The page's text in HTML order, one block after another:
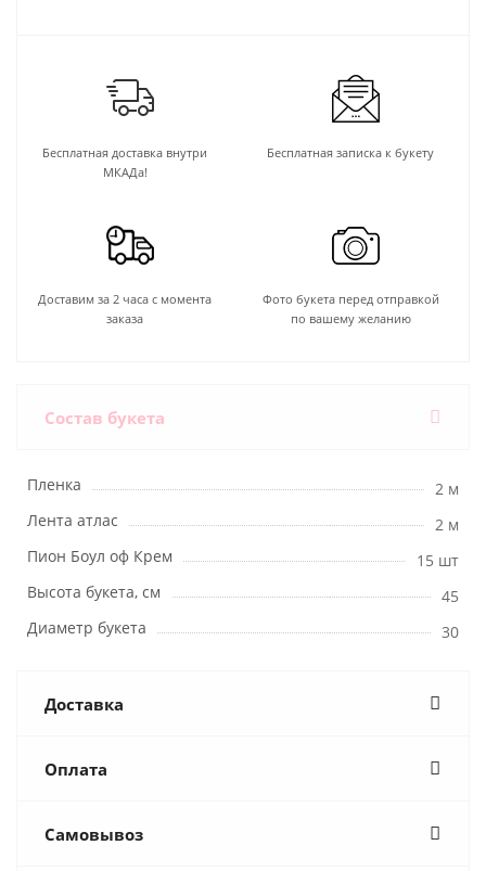
Бесплатная доставка внутри
МКАДа!
Бесплатная записка к букету
Доставим за 2 часа с момента
заказа
Фото букета перед отправкой
по вашему желанию
Состав букета
Пленка
2 м
Лента атлас
2 м
Пион Боул оф Крем
15 шт
Высота букета, см
45
Диаметр букета
30
Доставка
Оплата
Самовывоз